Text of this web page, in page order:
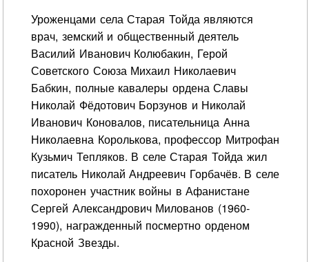
Уроженцами села Старая Тойда являются
врач, земский и общественный деятель
Василий Иванович Колюбакин, Герой
Советского Союза Михаил Николаевич
Бабкин, полные кавалеры ордена Славы
Николай Фёдотович Борзунов и Николай
Иванович Коновалов, писательница Анна
Николаевна Королькова, профессор Митрофан
Кузьмич Тепляков. В селе Старая Тойда жил
писатель Николай Андреевич Горбачёв. В селе
похоронен участник войны в Афанистане
Сергей Александрович Милованов (1960-
1990), награжденный посмертно орденом
Красной Звезды.